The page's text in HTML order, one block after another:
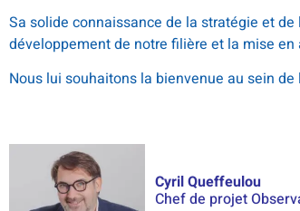
Sa solide connaissance de la stratégie et
développement de notre filière et la mise
Nous lui souhaitons la bienvenue au sein
Cyril Queffeulou
Chef de projet